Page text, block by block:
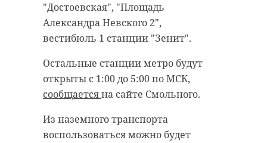
"Достоевская", "Площадь
Александра Невского 2",
вестибюль 1 станции "Зенит".
Остальные станции метро будут
открыты с 1:00 до 5:00 по МСК,
сообщаетсяна сайте Смольного.
Из наземного транспорта
воспользоваться можно будет